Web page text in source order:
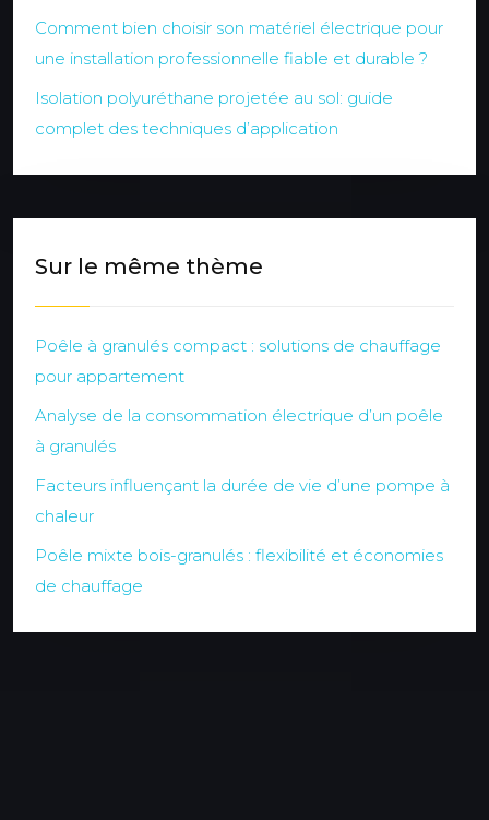
Comment bien choisir son matériel électrique pour
une installation professionnelle fiable et durable ?
Isolation polyuréthane projetée au sol: guide
complet des techniques d’application
Sur le même thème
Poêle à granulés compact : solutions de chauffage
pour appartement
Analyse de la consommation électrique d’un poêle
à granulés
Facteurs influençant la durée de vie d’une pompe à
chaleur
Poêle mixte bois-granulés : flexibilité et économies
de chauffage